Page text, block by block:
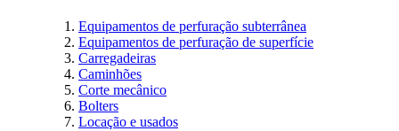
Equipamentos de perfuração subterrânea
Equipamentos de perfuração de superfície
Carregadeiras
Caminhões
Corte mecânico
Bolters
Locação e usados